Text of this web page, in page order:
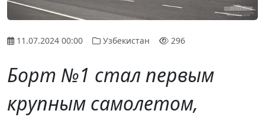
11.07.2024 00:00 Узбекистан 296
Борт №1 стал первым
крупным самолетом,